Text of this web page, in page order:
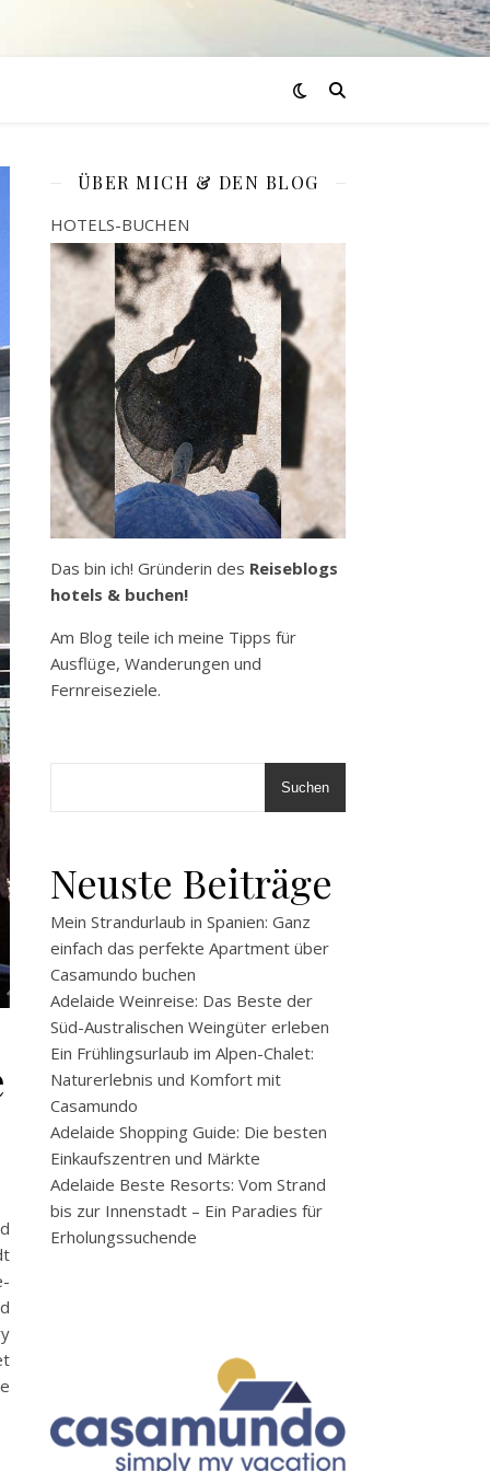
ÜBER MICH & DEN BLOG
HOTELS-BUCHEN
Das bin ich! Gründerin des Reiseblogs
hotels & buchen!
Am Blog teile ich meine Tipps für
Ausflüge, Wanderungen und
Fernreiseziele.
Suchen
Neuste Beiträge
Mein Strandurlaub in Spanien: Ganz
einfach das perfekte Apartment über
Casamundo buchen
Adelaide Weinreise: Das Beste der
Süd-Australischen Weingüter erleben
Ein Frühlingsurlaub im Alpen-Chalet:
Naturerlebnis und Komfort mit
Casamundo
Adelaide Shopping Guide: Die besten
Einkaufszentren und Märkte
Adelaide Beste Resorts: Vom Strand
bis zur Innenstadt – Ein Paradies für
Erholungssuchende